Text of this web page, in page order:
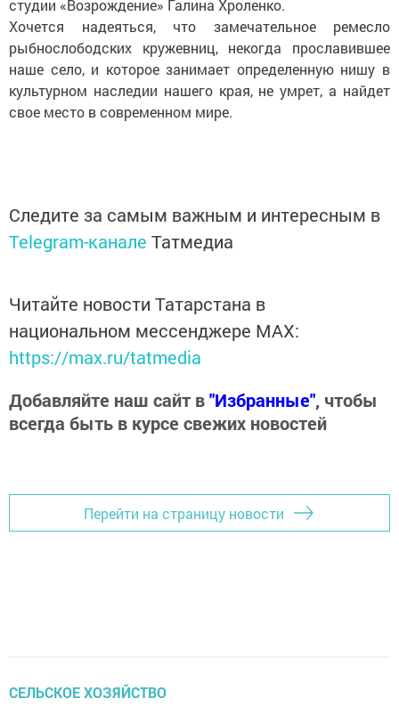
студии «Возрождение» Галина Хроленко.
Хочется надеяться, что замечательное ремесло
рыбнослободских кружевниц, некогда прославившее
наше село, и которое занимает определенную нишу в
культурном наследии нашего края, не умрет, а найдет
свое место в современном мире.
Следите за самым важным и интересным в
Telegram-канале Татмедиа
Читайте новости Татарстана в
национальном мессенджере MАХ:
https://max.ru/tatmedia
Добавляйте наш сайт в"Избранные", чтобы
всегда быть в курсе свежих новостей
Перейти на страницу новости
CЕЛЬСКОЕ ХОЗЯЙСТВО